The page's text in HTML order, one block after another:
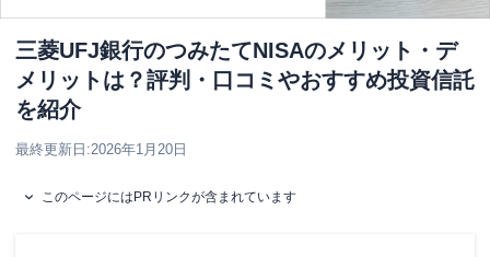
三菱UFJ銀行のつみたてNISAのメリット・デ
メリットは？評判・口コミやおすすめ投資信託
を紹介
最終更新日:2026年1月20日
このページにはPRリンクが含まれています